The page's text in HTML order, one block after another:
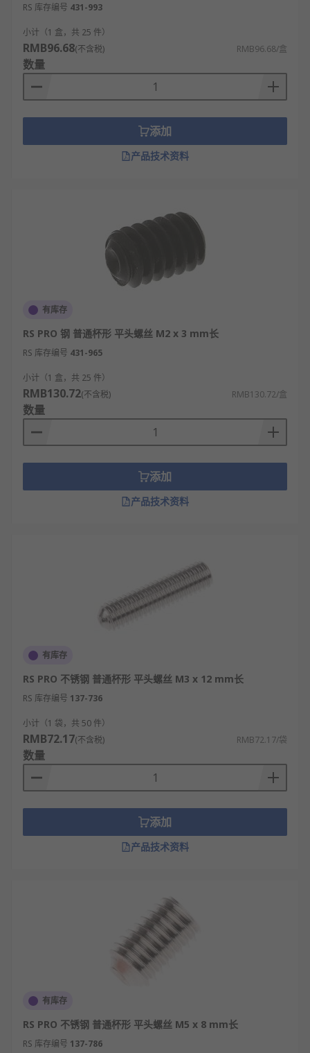
RS 库存编号 431-993
小计（1 盒，共 25 件）
RMB96.68(不含税) RMB96.68/盒
数量
添加
产品技术资料
有库存
RS PRO 钢 普通杯形 平头螺丝 M2 x 3 mm长
RS 库存编号 431-965
小计（1 盒，共 25 件）
RMB130.72(不含税) RMB130.72/盒
数量
添加
产品技术资料
有库存
RS PRO 不锈钢 普通杯形 平头螺丝 M3 x 12 mm长
RS 库存编号 137-736
小计（1 袋，共 50 件）
RMB72.17(不含税) RMB72.17/袋
数量
添加
产品技术资料
有库存
RS PRO 不锈钢 普通杯形 平头螺丝 M5 x 8 mm长
RS 库存编号 137-786